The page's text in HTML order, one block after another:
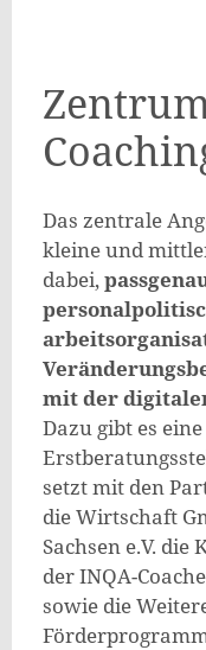
Das zentrale
kleine und
dabei,
mit der
Dazu gibt es
setzt mit den
die Wirtschaft
Sachsen e.V.
der INQA-
sowie die